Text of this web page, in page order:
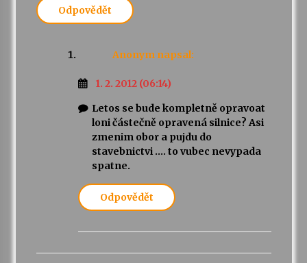
Odpovědět
Anonym napsal:
1. 2. 2012 (06:14)
Letos se bude kompletně opravoat
loni částečně opravená silnice? Asi
zmenim obor a pujdu do
stavebnictvi …. to vubec nevypada
spatne.
Odpovědět